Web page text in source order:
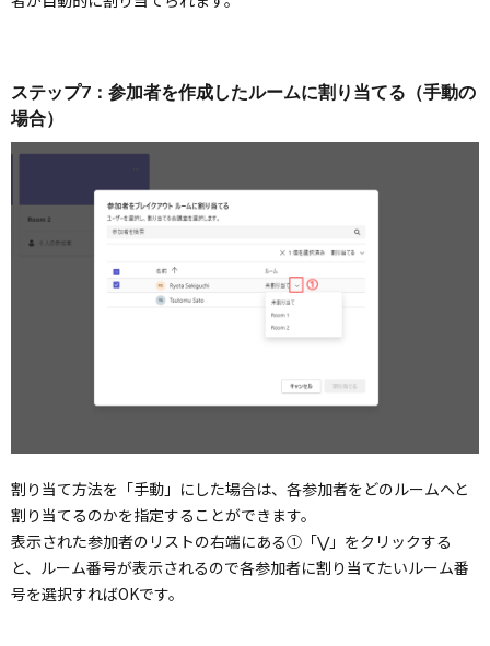
ステップ7：参加者を作成したルームに割り当てる（手動の
場合）
割り当て方法を「手動」にした場合は、各参加者をどのルームへと
割り当てるのかを指定することができます。
表示された参加者のリストの右端にある①「⋁」をクリックする
と、ルーム番号が表示されるので各参加者に割り当てたいルーム番
号を選択すればOKです。